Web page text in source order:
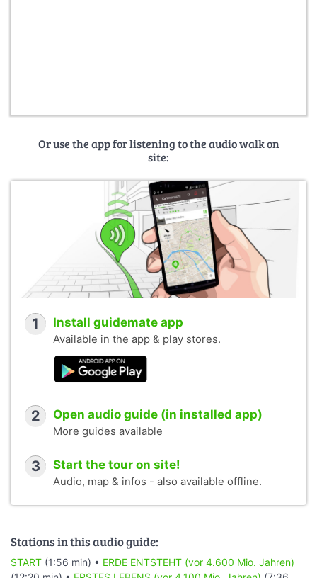
Or use the app for listening to the audio walk on
site:
1 Install guidemate app
Available in the app & play stores.
2 Open audio guide (in installed app)
More guides available
3 Start the tour on site!
Audio, map & infos - also available offline.
Stations in this audio guide:
START (1:56 min) • ERDE ENTSTEHT (vor 4.600 Mio. Jahren)